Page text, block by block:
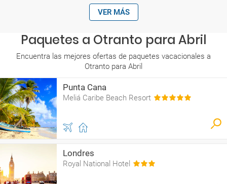
VER MÁS
Paquetes a Otranto para Abril
Encuentra las mejores ofertas de paquetes vacacionales a
Otranto para Abril
Punta Cana
Meliá Caribe Beach Resort
Londres
Royal National Hotel